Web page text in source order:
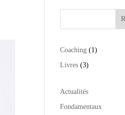
Coaching 11
Livres 33
Actualités
Fondamentaux